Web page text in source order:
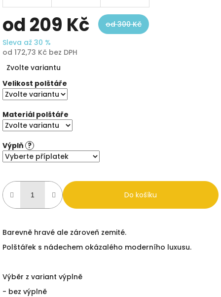
od209 Kč
od 300 Kč
Sleva až 30 %
od 172,73 Kč bez DPH
cena:
Zvolte variantu
Velikost polštáře
Materiál polštáře
Výplň ?
Do košíku
Barevně hravé ale zároveň zemité.
Polštářek s nádechem okázalého moderního luxusu.
Výběr z variant výplně
- bez výplně